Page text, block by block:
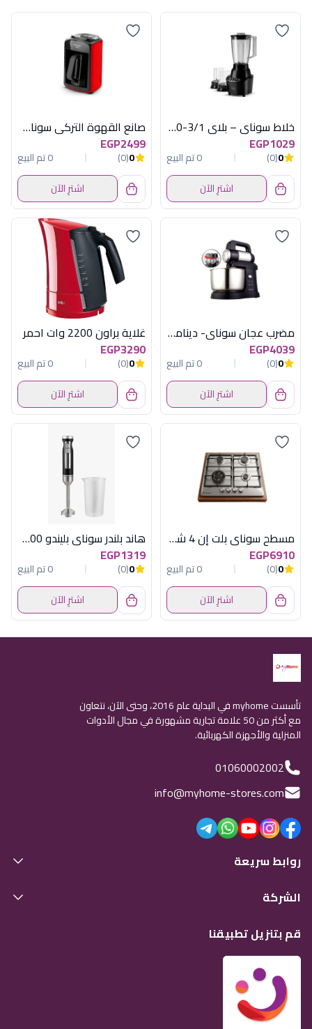
خلاط سوناي – بلاي 3/1-400 وات , 1.5 لتر , 3 سرعات, اسود MAR – 2300
EGP1029
0
(0)
0 تم البيع
اشترِ الآن
صانع القهوة التركي سوناي -موود -535 وات ,4 اكواب , احمر , MAR-420
EGP2499
0
(0)
0 تم البيع
اشترِ الآن
مضرب عجان سوناي- ديناميكى 500 وات، 3 لتر، 5 سرعات- SH-M800
EGP4039
0
(0)
0 تم البيع
اشترِ الآن
غلاية براون 2200 وات احمر
EGP3290
0
(0)
0 تم البيع
اشترِ الآن
مسطح سوناى بلت إن 4 شعلة 60 سم استانلس - حوامل زهر ومكونات إيطالية
EGP6910
0
(0)
0 تم البيع
اشترِ الآن
هاند بلندر سوناي بليندو 1000 وات MAR-522
EGP1319
0
(0)
0 تم البيع
اشترِ الآن
تأسست myhome في البداية عام 2016، وحتى الآن، نتعاون
مع أكثر من 50 علامة تجارية مشهورة في مجال الأدوات
المنزلية والأجهزة الكهربائية.
01060002002
info@myhome-stores.com
روابط سريعة
الشركة
قم بتنزيل تطبيقنا